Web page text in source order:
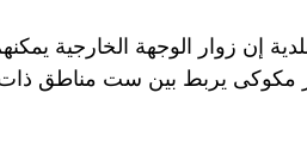
إن زوار الوجهة الخارجية
مكوكى يربط بين ست مناطق ذات